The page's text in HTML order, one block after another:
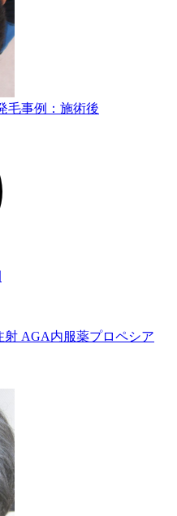
射 AGA内服薬プロペシア